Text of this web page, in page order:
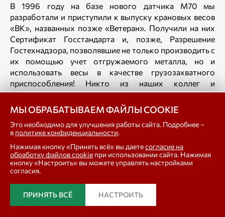
В 1996 году на базе нового датчика М70 мы
разработали и приступили к выпуску крановых весов
«ВК», названных позже «Ветеран». Получили на них
Сертификат Госстандарта и, позже, Разрешение
Гостехнадзора, позволявшие не только производить с
их помощью учет отгружаемого металла, но и
использовать весы в качестве грузозахватного
приспособления! Никто из наших коллег и
конкурентов такого разрешения получить не смог!
Следующий 1997 год ознаменовался рядом знаковых
и публичных событий, таких как получение первого
диплома «100 лучших товаров России» на
«пятисотку» - весы ВПН-500-1010, вступление в клуб
«Московское качество» при РОСТЕСТ-МОСКВА,
поездка в Китай в составе делегации
знакомство с производством широко известного
МЫ ОБРАБАТЫВАЕМ ФАЙЛЫ COOKIE
Это необходимо для улучшения работы сайта. Подробнее –
в политике конфиденциальности.
Нажимая кнопку «Принять всё» вы даетесогласие на
обработку файлов cookie при использовании сайта. Нажимая
кнопку «Настроить» вы можете управлять настройками
согласия.
ПРИНЯТЬ ВСЁ НАСТРОИТЬ